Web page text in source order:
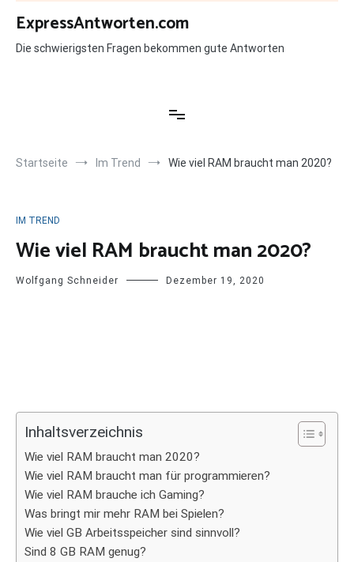
Zum
Inhalt
springen
ExpressAntworten.com
Die schwierigsten Fragen bekommen gute Antworten
Startseite Im Trend Wie viel RAM braucht man 2020?
IM TREND
Wie viel RAM braucht man 2020?
Wolfgang Schneider Dezember 19, 2020
Inhaltsverzeichnis
Wie viel RAM braucht man 2020?
Wie viel RAM braucht man für programmieren?
Wie viel RAM brauche ich Gaming?
Was bringt mir mehr RAM bei Spielen?
Wie viel GB Arbeitsspeicher sind sinnvoll?
Sind 8 GB RAM genug?